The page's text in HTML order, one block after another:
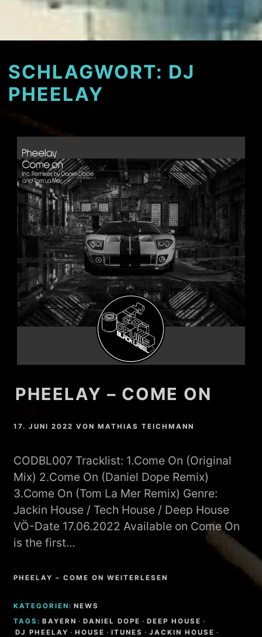
SCHLAGWORT: DJ
PHEELAY
PHEELAY – COME ON
17. JUNI 2022 VONMATHIAS TEICHMANN
CODBL007 Tracklist: 1.Come On (Original
Mix) 2.Come On (Daniel Dope Remix)
3.Come On (Tom La Mer Remix) Genre:
Jackin House / Tech House / Deep House
VÖ-Date 17.06.2022 Available on Come On
is the first…
PHEELAY – COME ON WEITERLESEN
KATEGORIEN: NEWS
TAGS: BAYERN · DANIEL DOPE · DEEP HOUSE ·
DJ PHEELAY · HOUSE · ITUNES · JACKIN HOUSE ·